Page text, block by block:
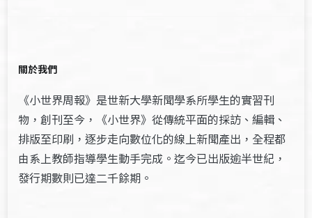
關於我們
《小世界周報》是世新大學新聞學系所學生的實習刊
物，創刊至今，《小世界》從傳統平面的採訪、編輯、
排版至印刷，逐步走向數位化的線上新聞產出，全程都
由系上教師指導學生動手完成。迄今已出版逾半世紀，
發行期數則已達二千餘期。